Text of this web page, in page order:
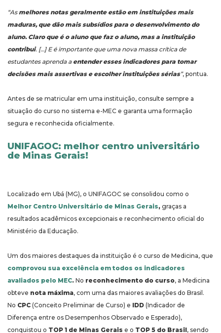
“As melhores notas geralmente estão em instituições mais
maduras, que dão mais subsídios para o desenvolvimento do
aluno. Claro que é o aluno que faz o aluno, mas a instituição
contribui. […] E é importante que uma nova massa crítica de
estudantes aprenda a entender esses indicadores para tomar
decisões mais assertivas e escolher instituições sérias”, pontua.
Antes de se matricular em uma instituição, consulte sempre a
situação do curso no sistema e-MEC e garanta uma formação
segura e reconhecida oficialmente.
UNIFAGOC: melhor centro universitário
de Minas Gerais!
Localizado em Ubá (MG), o UNIFAGOC se consolidou como o
Melhor Centro Universitário de Minas Gerais, graças a
resultados acadêmicos excepcionais e reconhecimento oficial do
Ministério da Educação.
Um dos maiores destaques da instituição é o curso de Medicina, que
comprovou sua excelência em todos os indicadores
avaliados pelo MEC. No reconhecimento do curso, a Medicina
obteve nota máxima, com uma das maiores avaliações do Brasil.
No CPC (Conceito Preliminar de Curso) e IDD (Indicador de
Diferença entre os Desempenhos Observado e Esperado),
conquistou o TOP 1 de Minas Gerais e o TOP 5 do Brasil, sendo